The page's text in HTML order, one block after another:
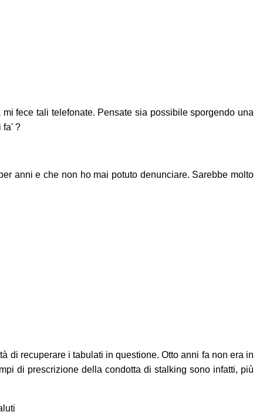
fece tali telefonate. Pensate sia possibile sporgendo una
fa' ?
anni e che non ho mai potuto denunciare. Sarebbe molto
di recuperare i tabulati in questione. Otto anni fa non era in
di prescrizione della condotta di stalking sono infatti, più